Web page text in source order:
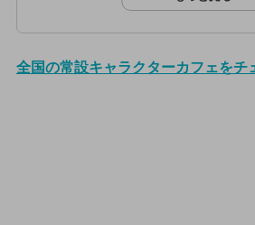
全国の常設キャラクターカフェをチ